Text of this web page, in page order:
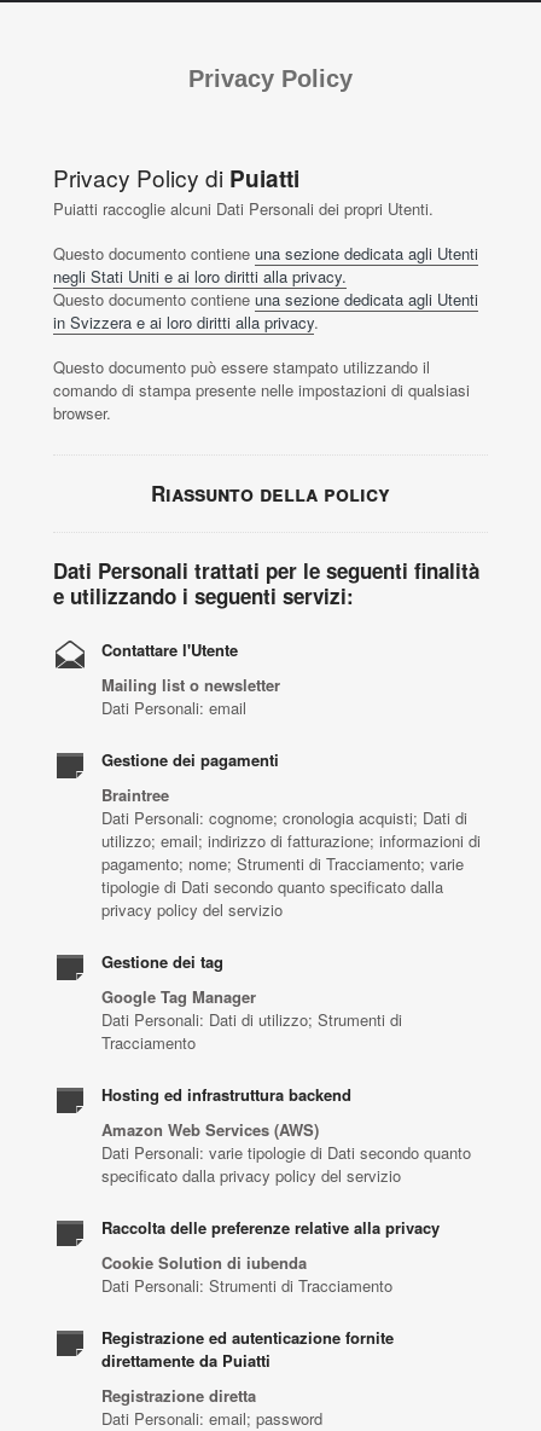
Privacy Policy
Privacy Policy di Puiatti
Puiatti raccoglie alcuni Dati Personali dei propri Utenti.
Questo documento contiene una sezione dedicata agli Utenti
negli Stati Uniti e ai loro diritti alla privacy.
Questo documento contiene una sezione dedicata agli Utenti
in Svizzera e ai loro diritti alla privacy.
Questo documento può essere stampato utilizzando il
comando di stampa presente nelle impostazioni di qualsiasi
browser.
Riassunto della policy
Dati Personali trattati per le seguenti finalità
e utilizzando i seguenti servizi:
Contattare l'Utente
Mailing list o newsletter
Dati Personali: email
Gestione dei pagamenti
Braintree
Dati Personali: cognome; cronologia acquisti; Dati di
utilizzo; email; indirizzo di fatturazione; informazioni di
pagamento; nome; Strumenti di Tracciamento; varie
tipologie di Dati secondo quanto specificato dalla
privacy policy del servizio
Gestione dei tag
Google Tag Manager
Dati Personali: Dati di utilizzo; Strumenti di
Tracciamento
Hosting ed infrastruttura backend
Amazon Web Services (AWS)
Dati Personali: varie tipologie di Dati secondo quanto
specificato dalla privacy policy del servizio
Raccolta delle preferenze relative alla privacy
Cookie Solution di iubenda
Dati Personali: Strumenti di Tracciamento
Registrazione ed autenticazione fornite
direttamente da Puiatti
Registrazione diretta
Dati Personali: email; password